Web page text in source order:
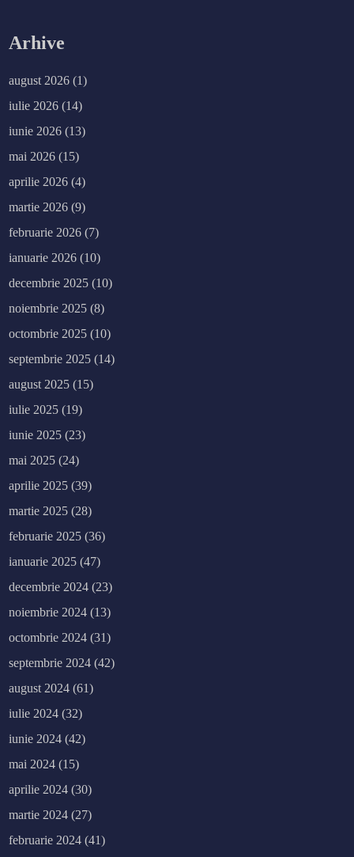
Arhive
august 2026 (1)
iulie 2026 (14)
iunie 2026 (13)
mai 2026 (15)
aprilie 2026 (4)
martie 2026 (9)
februarie 2026 (7)
ianuarie 2026 (10)
decembrie 2025 (10)
noiembrie 2025 (8)
octombrie 2025 (10)
septembrie 2025 (14)
august 2025 (15)
iulie 2025 (19)
iunie 2025 (23)
mai 2025 (24)
aprilie 2025 (39)
martie 2025 (28)
februarie 2025 (36)
ianuarie 2025 (47)
decembrie 2024 (23)
noiembrie 2024 (13)
octombrie 2024 (31)
septembrie 2024 (42)
august 2024 (61)
iulie 2024 (32)
iunie 2024 (42)
mai 2024 (15)
aprilie 2024 (30)
martie 2024 (27)
februarie 2024 (41)